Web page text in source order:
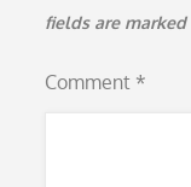
fields are marked
Comment *